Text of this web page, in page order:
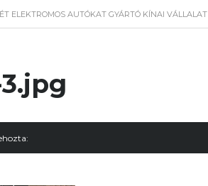
ELEKTROMOS AUTÓKAT GYÁRTÓ KÍNAI VÁLLALAT